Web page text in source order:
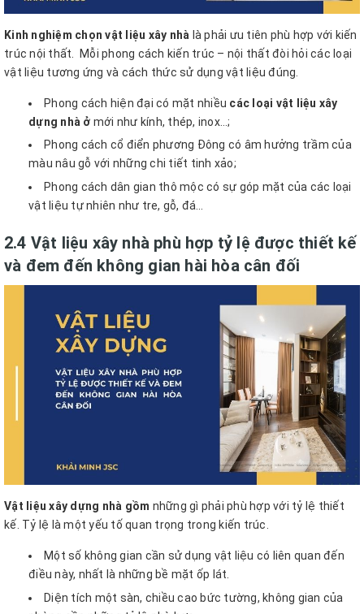
Kinh nghiệm chọn vật liệu xây nhà là phải ưu tiên phù hợp với kiến
trúc nội thất.
Mỗi phong cách kiến trúc – nội thất đòi hỏi các loại
vật liệu tương ứng và cách thức sử dụng vật liệu đúng.
Phong cách hiện đại có mặt nhiều các loại vật liệu xây
dựng nhà ở mới như kính, thép, inox…;
Phong cách cổ điển phương Đông có âm hưởng trầm của
màu nâu gỗ với những chi tiết tinh xảo;
Phong cách dân gian thô mộc có sự góp mặt của các loại
vật liệu tự nhiên như tre, gỗ, đá…
2.4 Vật liệu xây nhà phù hợp tỷ lệ được thiết kế
và đem đến không gian hài hòa cân đối
Vật liệu xây dựng nhà gồm những gì phải phù hợp với tỷ lệ thiết
kế. Tỷ lệ là một yếu tố quan trọng trong kiến trúc.
Một số không gian cần sử dụng vật liệu có liên quan đến
điều này, nhất là những bề mặt ốp lát.
Diện tích một sàn, chiều cao bức tường, không gian của